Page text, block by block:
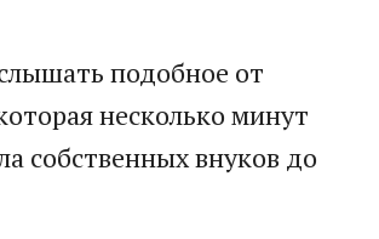
подобное от
несколько минут
собственных внуков до